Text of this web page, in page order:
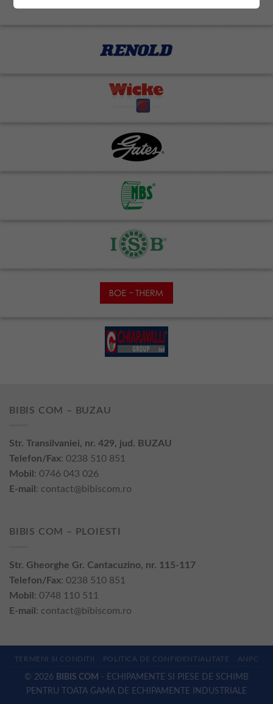
BIBIS COM – BUZAU
Str. Transilvaniei, nr. 429, jud. BUZAU
Telefon/Fax: 0238 510 851
Mobil : 0746 043 026
E-mail : contact@bibiscom.ro
BIBIS COM – PLOIESTI
Str. Gheorghe Gr. Cantacuzino, nr. 115-117
Telefon/Fax: 0238 510 851
Mobil : 0748 110 511
E-mail : contact@bibiscom.ro
TERMENI SI CONDITII POLITICA DE CONFIDENTIALITATE ANPC
© 2026 BIBIS COM - ECHIPAMENTE SI PIESE DE SCHIMB
PENTRU TOATA GAMA DE ECHIPAMENTE INDUSTRIALE